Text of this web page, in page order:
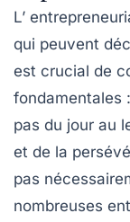
L’
qui peuvent
est crucial de
fondamentales
pas du jour au
et de la
pas
nombreuses